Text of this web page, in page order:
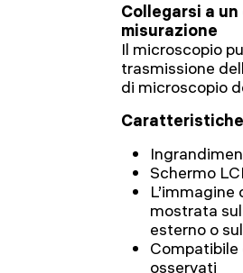
Collegarsi a
misurazione
Il microscopio
trasmissione
di microscopio
Schermo
mostrata
esterno o
osservati